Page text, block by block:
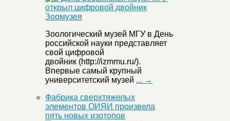
Зоологический музей МГУ в День
российской науки представляет
свой цифровой
двойник (http://izmmu.ru/).
Впервые самый крупный
университетский музей ... →
Фабрика сверхтяжелых
элементов ОИЯИ произвела
пять новых изотопов